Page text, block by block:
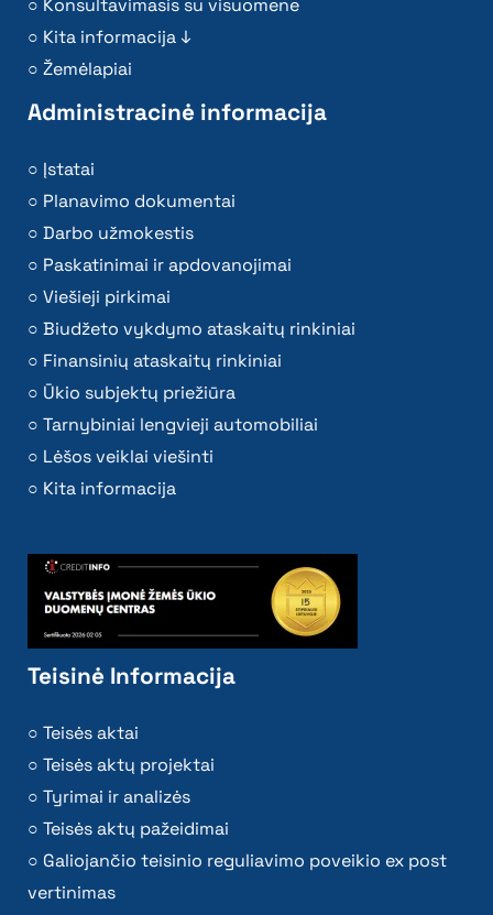
Konsultavimasis su visuomene
Kita informacija ↓
Žemėlapiai
Administracinė informacija
Įstatai
Planavimo dokumentai
Darbo užmokestis
Paskatinimai ir apdovanojimai
Viešieji pirkimai
Biudžeto vykdymo ataskaitų rinkiniai
Finansinių ataskaitų rinkiniai
Ūkio subjektų priežiūra
Tarnybiniai lengvieji automobiliai
Lėšos veiklai viešinti
Kita informacija
Teisinė Informacija
Teisės aktai
Teisės aktų projektai
Tyrimai ir analizės
Teisės aktų pažeidimai
Galiojančio teisinio reguliavimo poveikio ex post
vertinimas